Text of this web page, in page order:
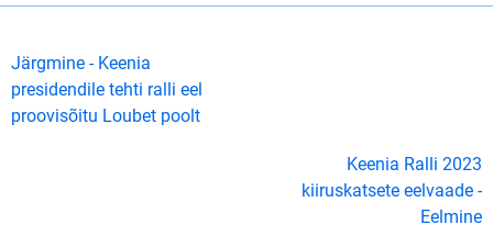
Järgmine - Keenia
presidendile tehti ralli eel
proovisõitu Loubet poolt
Keenia Ralli 2023
kiiruskatsete eelvaade -
Eelmine